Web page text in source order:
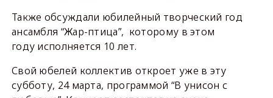
Также обсуждали юбилейный творческий год
ансамбля “Жар-птица”, которому в этом
году исполняется 10 лет.
Свой юбелей коллектив откроет уже в эту
субботу, 24 марта, программой “В унисон с